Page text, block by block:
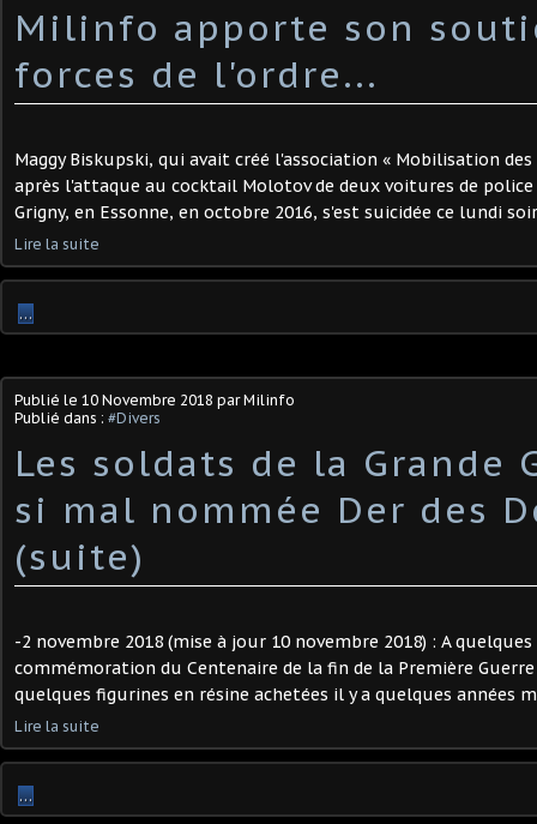
Milinfo apporte son
forces de l'ordre...
Maggy Biskupski, qui avait créé l'association « Mobilisation
après l'attaque au cocktail Molotov de deux voitures de
Grigny, en Essonne, en octobre 2016, s'est suicidée ce lundi
Lire la suite
…
Publié le 10 Novembre 2018 par Milinfo
Publié dans : #Divers
Les soldats de la Grande
si mal nommée Der des
(suite)
-2 novembre 2018 (mise à jour 10 novembre 2018) : A
commémoration du Centenaire de la fin de la Première
quelques figurines en résine achetées il y a quelques années
Lire la suite
…